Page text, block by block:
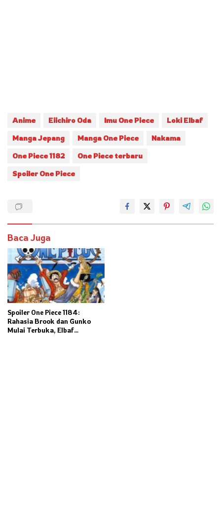
Anime Eiichiro Oda Imu One Piece Loki Elbaf
Manga Jepang Manga One Piece Nakama
One Piece 1182 One Piece terbaru
Spoiler One Piece
Baca Juga
Spoiler One Piece 1184:
Rahasia Brook dan Gunko
Mulai Terbuka, Elbaf